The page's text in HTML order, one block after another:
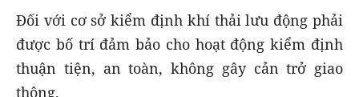
Đối với cơ sở kiểm định khí thải lưu động phải
được bố trí đảm bảo cho hoạt động kiểm định
thuận tiện, an toàn, không gây cản trở giao
thông.